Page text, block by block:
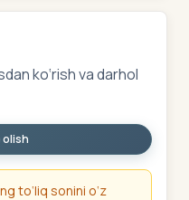
ko‘rish va darhol
olish
to‘liq sonini o‘z